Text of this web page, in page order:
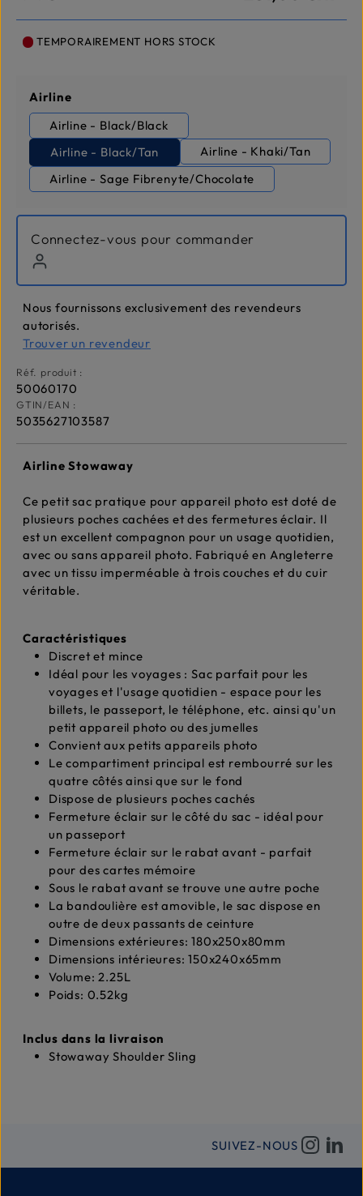
TEMPORAIREMENT HORS STOCK
Sélectionnez
Airline
Airline - Black/Black
Airline - Black/Tan
Airline - Khaki/Tan
Airline - Sage Fibrenyte/Chocolate
Connectez-vous pour commander
Nous fournissons exclusivement des revendeurs
autorisés.
Trouver un revendeur
Réf. produit :
50060170
GTIN/EAN :
5035627103587
Airline Stowaway
Ce petit sac pratique pour appareil photo est doté de
plusieurs poches cachées et des fermetures éclair. Il
est un excellent compagnon pour un usage quotidien,
avec ou sans appareil photo. Fabriqué en Angleterre
avec un tissu imperméable à trois couches et du cuir
véritable.
Caractéristiques
Discret et mince
Idéal pour les voyages : Sac parfait pour les
voyages et l'usage quotidien - espace pour les
billets, le passeport, le téléphone, etc. ainsi qu'un
petit appareil photo ou des jumelles
Convient aux petits appareils photo
Le compartiment principal est rembourré sur les
quatre côtés ainsi que sur le fond
Dispose de plusieurs poches cachés
Fermeture éclair sur le côté du sac - idéal pour
un passeport
Fermeture éclair sur le rabat avant - parfait
pour des cartes mémoire
Sous le rabat avant se trouve une autre poche
La bandoulière est amovible, le sac dispose en
outre de deux passants de ceinture
Dimensions extérieures: 180x250x80mm
Dimensions intérieures: 150x240x65mm
Volume: 2.25L
Poids: 0.52kg
Inclus dans la livraison
Stowaway Shoulder Sling
SUIVEZ-NOUS